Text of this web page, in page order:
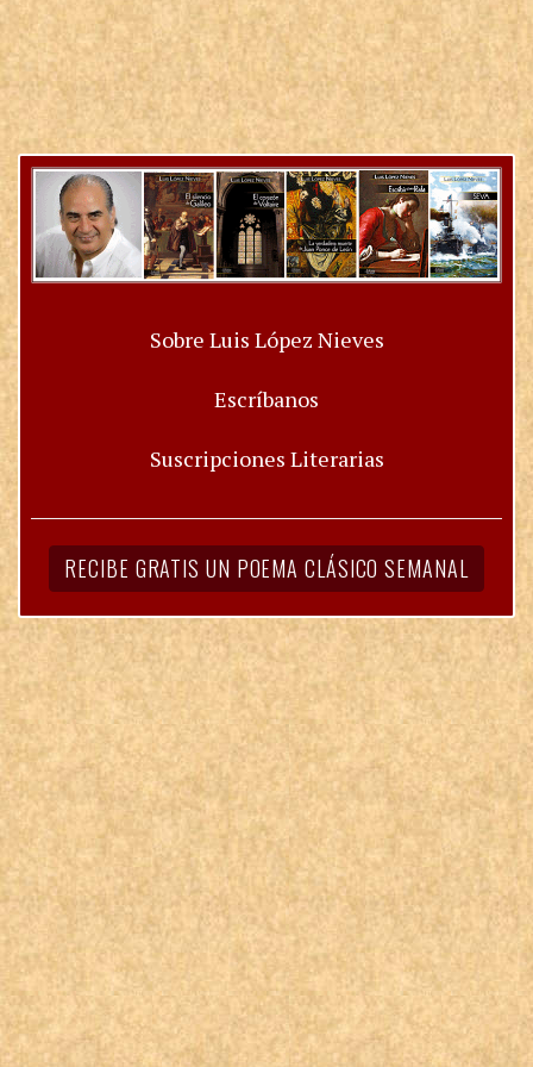
Sobre Luis López Nieves
Escríbanos
Suscripciones Literarias
RECIBE GRATIS UN POEMA CLÁSICO SEMANAL